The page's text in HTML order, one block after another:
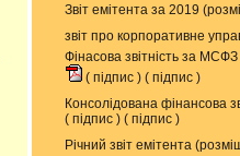
Звіт емітента за 2019
звіт про корпоративне
Фінасова звітність за
( підпис ) ( підпис )
Консолідована фінансова
( підпис ) ( підпис )
Річний звіт емітента